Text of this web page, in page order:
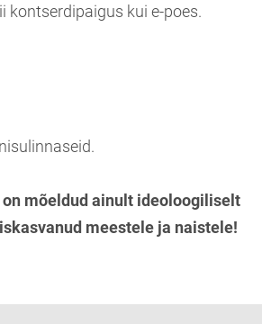
kontserdipaigus kui e-poes.
on mõeldud ainult ideoloogiliselt
meestele ja naistele!